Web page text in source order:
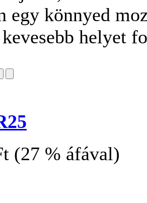
egy könnyed
helyet
(27 % áfával)